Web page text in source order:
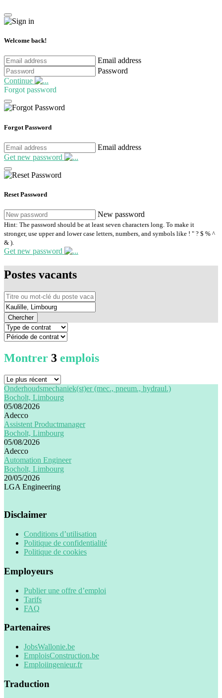
Welcome back!
Email address
Password
Continue
Forgot password
Forgot Password
Email address
Get new password
Reset Password
New password
Hint: The password should be at least seven characters long. To make it
stronger, use upper and lower case letters, numbers, and symbols like ! " ? $ % ^
& ).
Get new password
Postes vacants
Chercher
Montrer 3 emplois
Onderhoudsmechaniek(st)er (mec., pneum., hydraul.)
Bocholt, Limbourg
05/08/2026
Adecco
Assistent Productmanager
Bocholt, Limbourg
05/08/2026
Adecco
Automation Engineer
Bocholt, Limbourg
20/05/2026
LGA Engineering
Disclaimer
Conditions d’utilisation
Politique de confidentialité
Politique de cookies
Employeurs
Publier une offre d’emploi
Tarifs
FAQ
Partenaires
JobsWallonie.be
EmploisConstruction.be
Emploiingenieur.fr
Traduction